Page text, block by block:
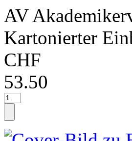
AV
Kartonierter
CHF
53.50